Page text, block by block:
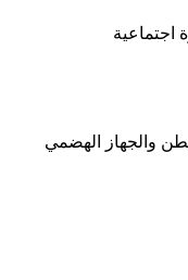
اجتماعية
والجهاز الهضمي